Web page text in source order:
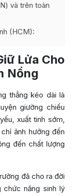
và trên toàn
(HCM):
Lửa Cho
Nồng
thẳng kéo dài là
giường chiếu
xuất tinh sớm,
ảnh hưởng đến
đến chất lượng
đã cho ra đời
chức năng sinh lý